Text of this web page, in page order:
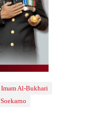
Imam Al-Bukhari
Soekarno